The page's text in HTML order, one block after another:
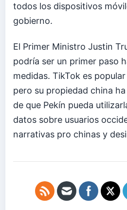
todos los dispositivos
gobierno.
El Primer Ministro Justin
podría ser un primer paso
medidas. TikTok es
pero su propiedad china
de que Pekín pueda
datos sobre usuarios
narrativas pro chinas y